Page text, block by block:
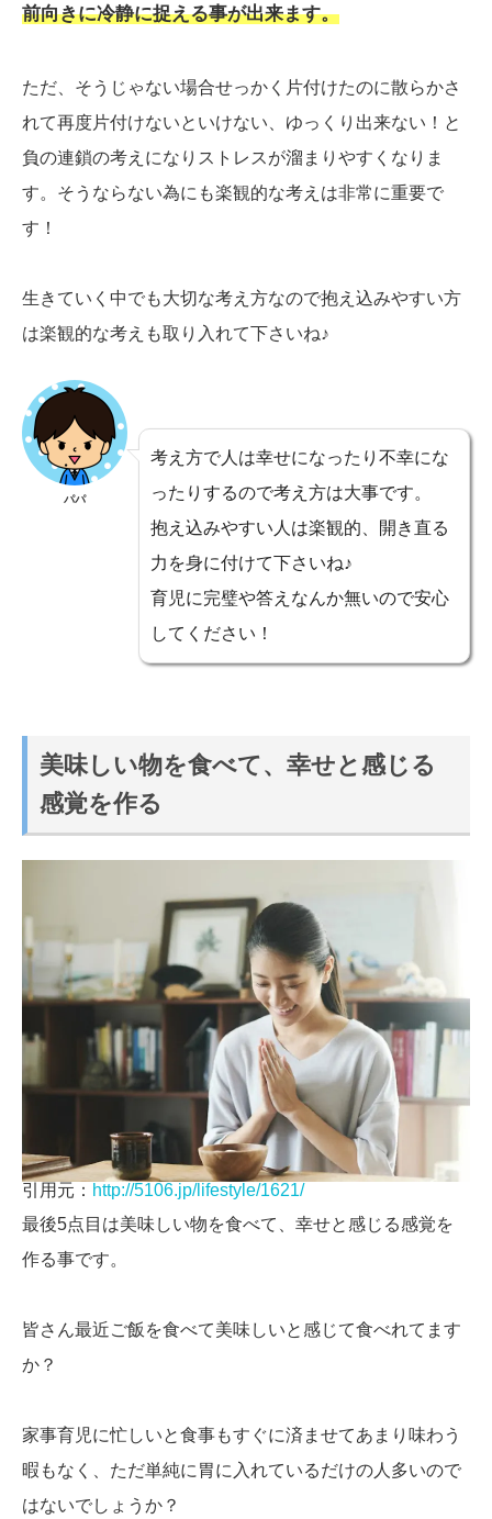
前向きに冷静に捉える事が出来ます。
ただ、そうじゃない場合せっかく片付けたのに散らかさ
れて再度片付けないといけない、ゆっくり出来ない！と
負の連鎖の考えになりストレスが溜まりやすくなりま
す。そうならない為にも楽観的な考えは非常に重要で
す！
生きていく中でも大切な考え方なので抱え込みやすい方
は楽観的な考えも取り入れて下さいね♪
パパ
考え方で人は幸せになったり不幸にな
ったりするので考え方は大事です。
抱え込みやすい人は楽観的、開き直る
力を身に付けて下さいね♪
育児に完璧や答えなんか無いので安心
してください！
美味しい物を食べて、幸せと感じる
感覚を作る
引用元： http://5106.jp/lifestyle/1621/
最後5点目は美味しい物を食べて、幸せと感じる感覚を
作る事です。
皆さん最近ご飯を食べて美味しいと感じて食べれてます
か？
家事育児に忙しいと食事もすぐに済ませてあまり味わう
暇もなく、ただ単純に胃に入れているだけの人多いので
はないでしょうか？